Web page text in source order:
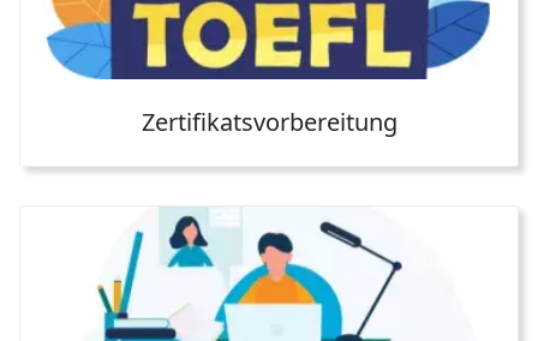
Zertifikatsvorbereitung